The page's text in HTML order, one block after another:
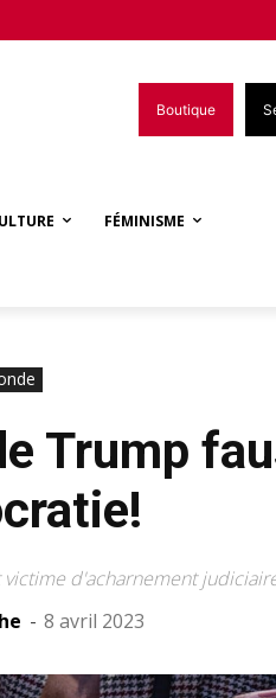
Boutique
FÉMINISME
Trump
victime d'acharnement
- 8 avril 2023